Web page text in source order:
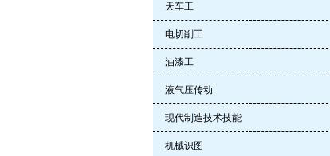
天车工
电切削工
油漆工
液气压传动
现代制造技术技能
机械识图